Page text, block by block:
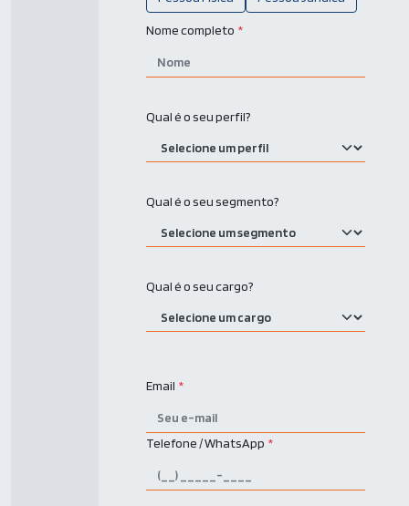
Nome completo *
Qual é o seu perfil?
Qual é o seu segmento?
Qual é o seu cargo?
Email *
Telefone / WhatsApp *